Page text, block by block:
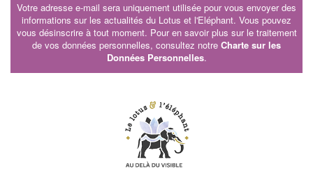
Votre adresse e-mail sera uniquement utilisée pour vous envoyer des
informations sur les actualités du Lotus et l'Eléphant. Vous pouvez
vous désinscrire à tout moment. Pour en savoir plus sur le traitement
de vos données personnelles, consultez notre Charte sur les
Données Personnelles.